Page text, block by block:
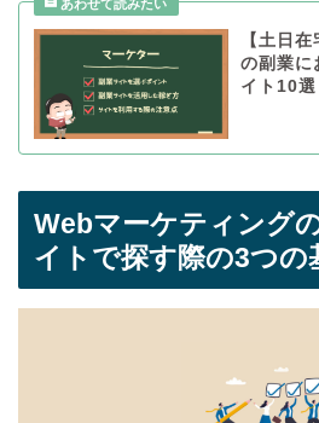
【土日
の副業に
イト10選
Webマーケティング
イトで探す際の3つの